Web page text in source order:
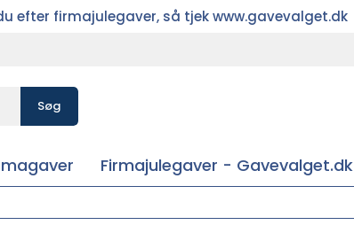
efter firmajulegaver, så tjek www.gavevalget.dk
Søg
Firmajulegaver - Gavevalget.dk